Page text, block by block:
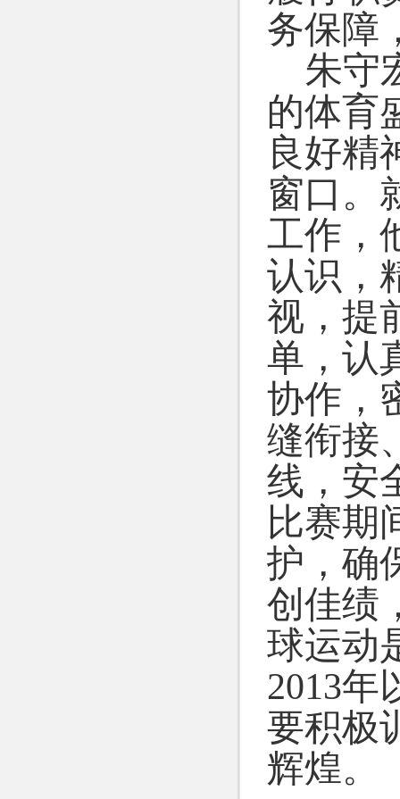
务保障
朱守
的体育
良好精
窗口。
工作，
认识，
视，提
单，认
协作，
缝衔接
线，安
比赛期
护，确
创佳绩
球运动
2013年
要积极
辉煌。